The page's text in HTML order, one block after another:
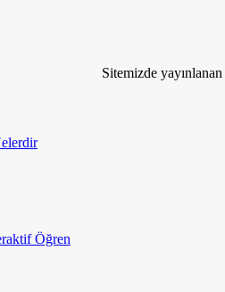
Sitemizde
Öğren